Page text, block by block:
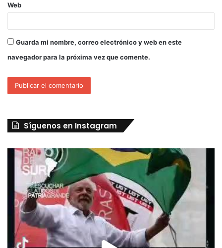
Web
Guarda mi nombre, correo electrónico y web en este
navegador para la próxima vez que comente.
Síguenos en Instagram